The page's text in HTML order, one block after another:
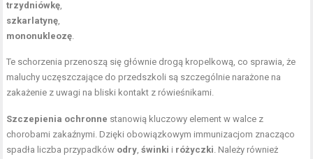
trzydniówkę,
szkarlatynę,
mononukleozę.
Te schorzenia przenoszą się głównie drogą kropelkową, co sprawia, że
maluchy uczęszczające do przedszkoli są szczególnie narażone na
zakażenie z uwagi na bliski kontakt z rówieśnikami.
Szczepienia ochronne stanowią kluczowy element w walce z
chorobami zakaźnymi. Dzięki obowiązkowym immunizacjom znacząco
spadła liczba przypadków odry,świnki i różyczki. Należy również